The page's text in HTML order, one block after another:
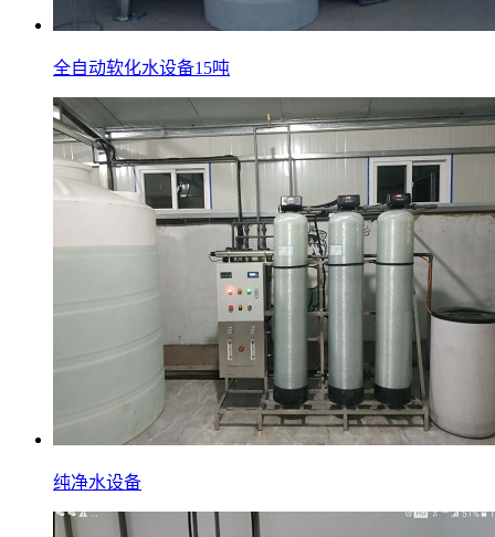
全自动软化水设备15吨
纯净水设备